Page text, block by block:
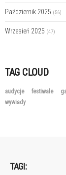
Październik 2025 (56)
Wrzesień 2025 (47)
TAG CLOUD
audycje festiwale
wywiady
TAGI: